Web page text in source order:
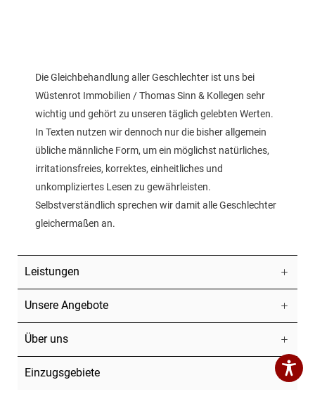
Die Gleichbehandlung aller Geschlechter ist uns bei
Wüstenrot Immobilien / Thomas Sinn & Kollegen sehr
wichtig und gehört zu unseren täglich gelebten Werten.
In Texten nutzen wir dennoch nur die bisher allgemein
übliche männliche Form, um ein möglichst natürliches,
irritationsfreies, korrektes, einheitliches und
unkompliziertes Lesen zu gewährleisten.
Selbstverständlich sprechen wir damit alle Geschlechter
gleichermaßen an.
Leistungen
Unsere Angebote
Über uns
Einzugsgebiete